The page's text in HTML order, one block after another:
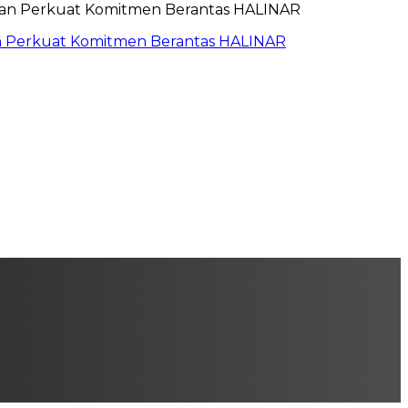
Komitmen Berantas HALINAR